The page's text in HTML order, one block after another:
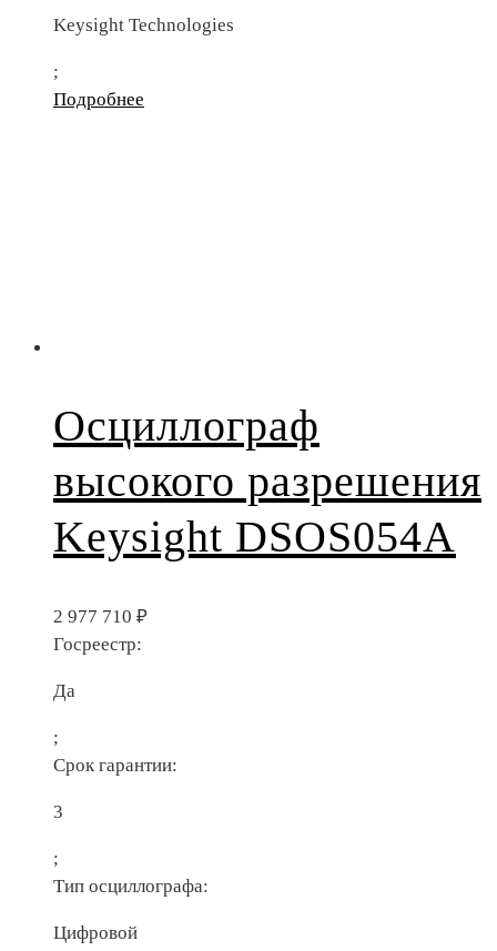
Keysight Technologies
;
Подробнее
Осциллограф
высокого разрешения
Keysight DSOS054A
2 977 710 ₽
Госреестр:
Да
;
Срок гарантии:
3
;
Тип осциллографа:
Цифровой